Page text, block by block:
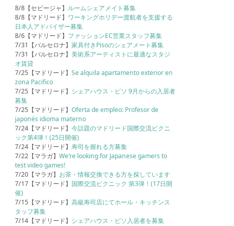
8/8【セビージャ】ルームシェアメイト募集
8/8【マドリード】 ワーキングホリデー渡航者を支援する
日本人アドバイザー募集
8/6【マドリード】 ファッションEC営業スタッフ募集
7/31【バルセロナ】家具付きPisoのシェアメート募集
7/31【バルセロナ】美術系アーティストに最適なスタジ
オ賃貸
7/25【マドリード】Se alquila apartamento exterior en
zona Pacifico
7/25【マドリード】 シェアハウス・ピソ 9月からの入居者
募集
7/25【マドリード】Oferta de empleo: Profesor de
japonés idioma materno
7/24【マドリード】今話題のマドリード国際交流ピクニ
ック第4弾！(25日開催)
7/24【マドリード】寿司を握れる方募集
7/22【マラガ】We’re looking for Japanese gamers to
test video games!
7/20【マラガ】 お茶・情報交換できる方を探しています
7/17【マドリード】 国際交流ピクニック 第3弾！(17日開
催)
7/15【マドリード】高級寿司店にてホール・キッチンス
タッフ募集
7/14【マドリード】 シェアハウス・ピソ入居者を募集